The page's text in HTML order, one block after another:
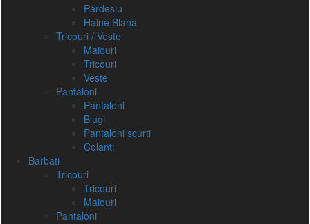
Pardesiu
Haine Blana
Tricouri / Veste
Maiouri
Tricouri
Veste
Pantaloni
Pantaloni
Blugi
Pantaloni scurti
Colanti
Barbati
Tricouri
Tricouri
Maiouri
Pantaloni